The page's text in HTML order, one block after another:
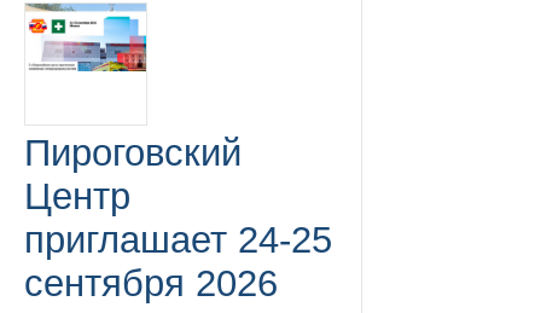
Пироговский
Центр
приглашает 24-25
сентября 2026